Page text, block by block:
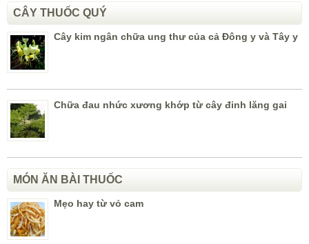
CÂY THUỐC QUÝ
Cây kim ngân chữa ung thư của cả Đông y và Tây y
Chữa đau nhức xương khớp từ cây đinh lăng gai
MÓN ĂN BÀI THUỐC
Mẹo hay từ vỏ cam